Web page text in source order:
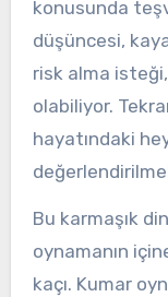
konusunda
düşüncesi,
risk alma isteği,
olabiliyor.
hayatındaki
Bu karmaşık
oynamanın
kaçı. Kumar